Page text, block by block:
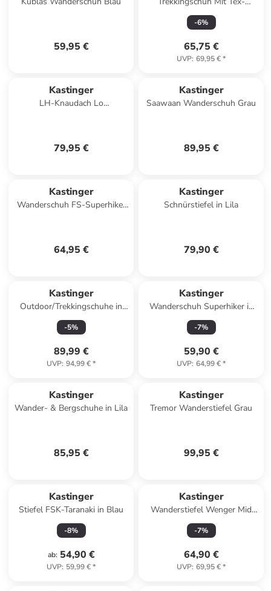
59,95 €
Membran in schwarz
-6%
65,75 €
UVP: 69,95 €*
Kastinger
LH-Knaudach Lo
79,95 €
Kastinger
Saawaan Wanderschuh Grau
89,95 €
Kastinger
Wanderschuh FS-Superhiker
64,95 €
Kastinger
Schnürstiefel in Lila
79,90 €
Kastinger
Outdoor/Trekkingschuhe in
Grau
-5%
89,99 €
UVP: 94,99 €*
Kastinger
Wanderschuh Superhiker in
Schwarz
-7%
59,90 €
UVP: 64,99 €*
Kastinger
Wander- & Bergschuhe in Lila
85,95 €
Kastinger
Tremor Wanderstiefel Grau
99,95 €
Kastinger
Stiefel FSK-Taranaki in Blau
-8%
ab: 54,90 €
UVP: 59,99 €*
Kastinger
Wanderstiefel Wenger Mid
GTX in Blau
-7%
64,90 €
UVP: 69,95 €*